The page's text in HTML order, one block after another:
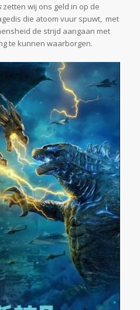
zetten wij ons geld in op de
die atoom vuur spuwt, met
de strijd aangaan met
te kunnen waarborgen.